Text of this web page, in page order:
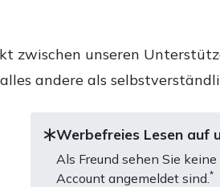
zwischen unseren
andere als
Werbefreies Lesen auf
Als Freund sehen Sie
Account angemeldet sind. *